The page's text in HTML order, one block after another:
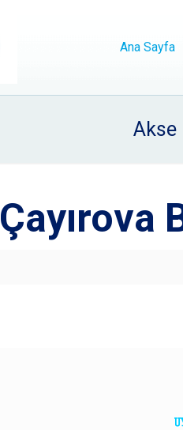
Ana Sayfa
Akse
Çayırova